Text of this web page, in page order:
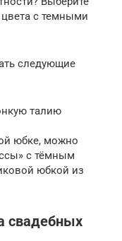
с темными
следующие
талию
юбке, можно
с тёмным
юбкой из
свадебных